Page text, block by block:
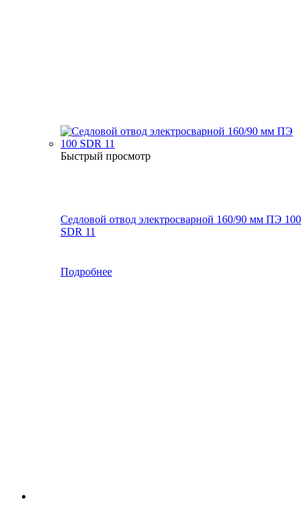
Быстрый просмотр
Седловой отвод электросварной 160/90 мм ПЭ 100
SDR 11
Подробнее